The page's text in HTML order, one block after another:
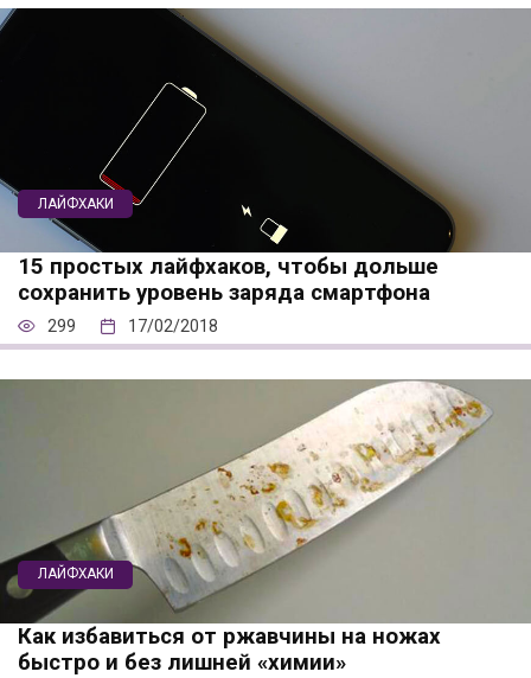
ЛАЙФХАКИ
15 простых лайфхаков, чтобы дольше
сохранить уровень заряда смартфона
299 17/02/2018
ЛАЙФХАКИ
Как избавиться от ржавчины на ножах
быстро и без лишней «химии»